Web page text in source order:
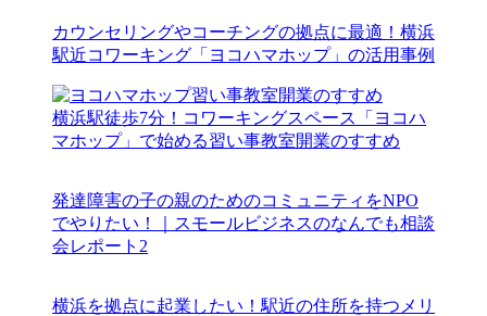
カウンセリングやコーチングの拠点に最適！横浜
駅近コワーキング「ヨコハマホップ」の活用事例
横浜駅徒歩7分！コワーキングスペース「ヨコハ
マホップ」で始める習い事教室開業のすすめ
発達障害の子の親のためのコミュニティをNPO
でやりたい！｜スモールビジネスのなんでも相談
会レポート2
横浜を拠点に起業したい！駅近の住所を持つメリ